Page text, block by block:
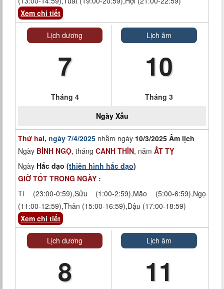
Xem chi tiết
Lịch dương
7
Tháng 4
Lịch âm
10
Tháng 3
Ngày Xấu
Thứ hai, ngày 7/4/2025 nhằm ngày 10/3/2025 Âm lịch
Ngày BÍNH NGỌ, tháng CANH THÌN, năm ẤT TỴ
Ngày Hắc đạo (thiên hình hắc đạo)
GIỜ TỐT TRONG NGÀY :
Tí (23:00-0:59),Sửu (1:00-2:59),Mão (5:00-6:59),Ngọ
(11:00-12:59),Thân (15:00-16:59),Dậu (17:00-18:59)
Xem chi tiết
Lịch dương
8
Lịch âm
11